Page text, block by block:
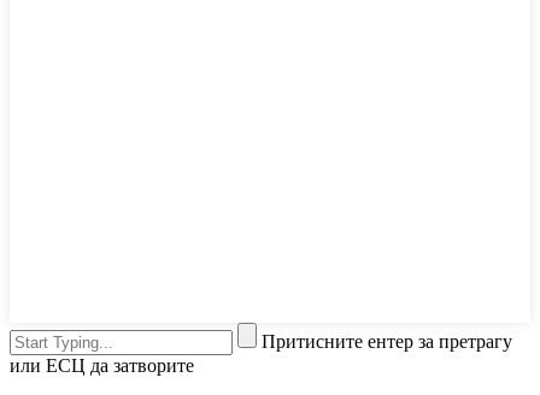
Притисните ентер за претрагу
или ЕСЦ да затворите